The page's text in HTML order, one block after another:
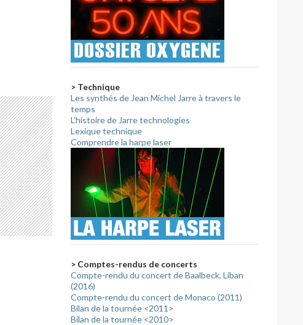
> Technique
Les synthés de Jean Michel Jarre à travers le
temps
L'histoire de Jarre technologies
Lexique technique
Comprendre la harpe laser
> Comptes-rendus de concerts
Compte-rendu du concert de Baalbeck, Liban
(2016)
Compte-rendu du concert de Monaco (2011)
Bilan de la tournée <2011>
Bilan de la tournée <2010>